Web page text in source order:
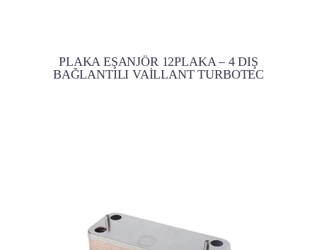
PLAKA EŞANJÖR 12PLAKA – 4 DIŞ
BAĞLANTILI VAİLLANT TURBOTEC